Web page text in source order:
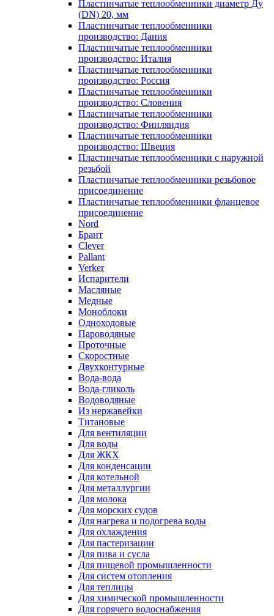
Пластинчатые теплообменники диаметр Ду
(DN) 20, мм
Пластинчатые теплообменники
производство: Дания
Пластинчатые теплообменники
производство: Италия
Пластинчатые теплообменники
производство: Россия
Пластинчатые теплообменники
производство: Словения
Пластинчатые теплообменники
производство: Финляндия
Пластинчатые теплообменники
производство: Швеция
Пластинчатые теплообменники с наружной
резьбой
Пластинчатые теплообменники резьбовое
присоединение
Пластинчатые теплообменники фланцевое
присоединение
Nord
Брант
Clever
Pallant
Verker
Испарители
Масляные
Медные
Моноблоки
Одноходовые
Пароводяные
Проточные
Скоростные
Двухконтурные
Вода-вода
Вода-гликоль
Водоводяные
Из нержавейки
Титановые
Для вентиляции
Для воды
Для ЖКХ
Для конденсации
Для котельной
Для металлургии
Для молока
Для морских судов
Для нагрева и подогрева воды
Для охлаждения
Для пастеризации
Для пива и сусла
Для пищевой промышленности
Для систем отопления
Для теплицы
Для химической промышленности
Для горячего водоснабжения